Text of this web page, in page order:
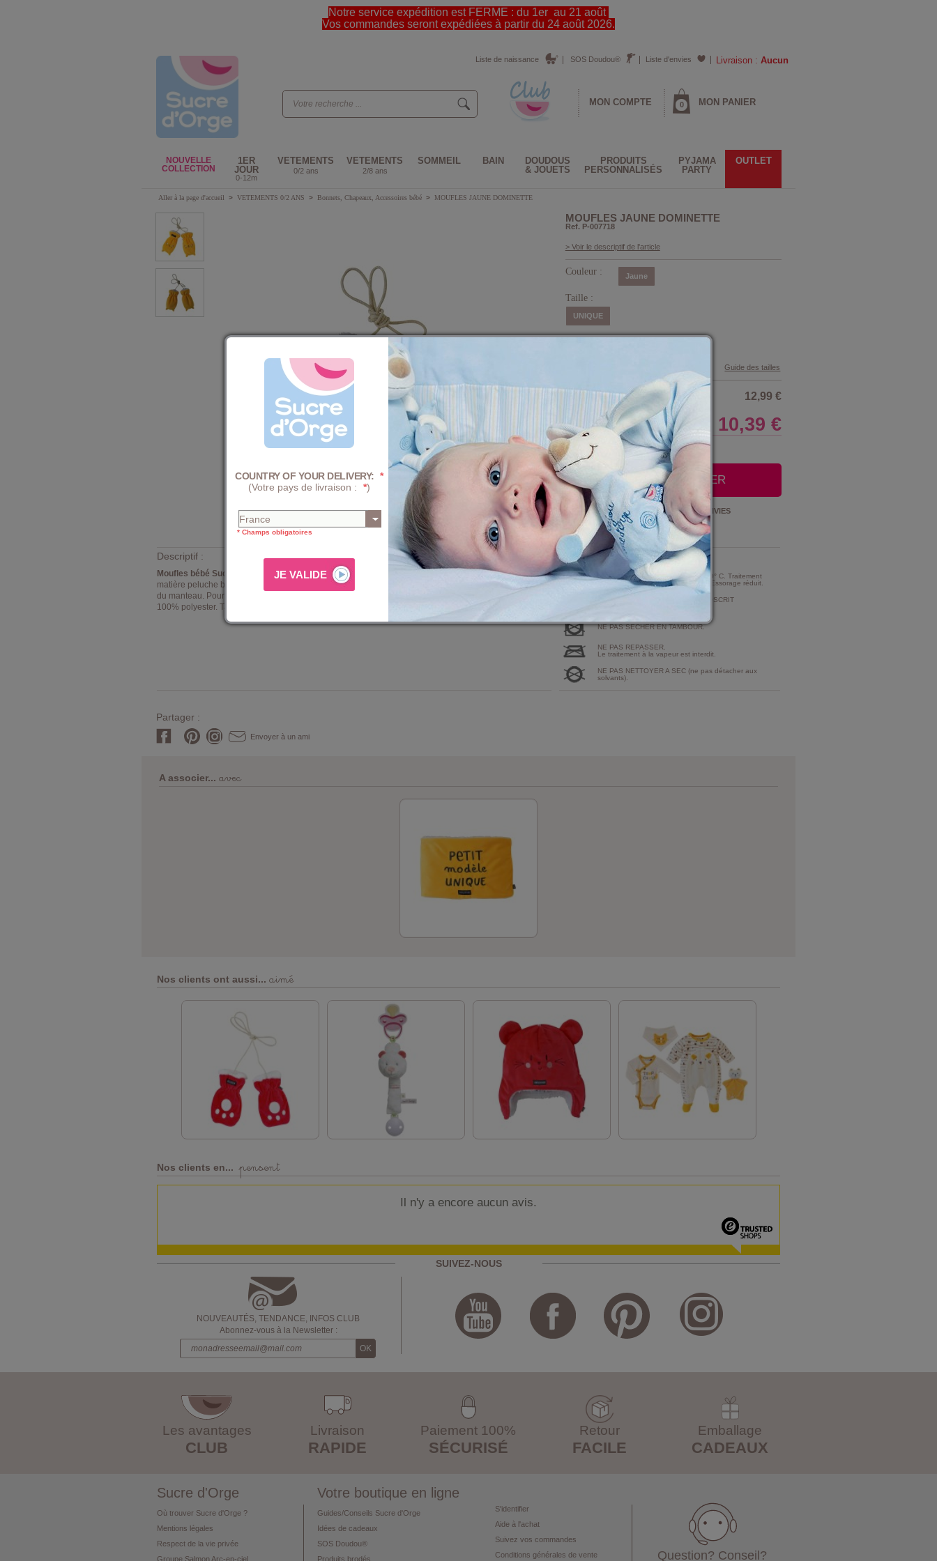
Notre service expédition est FERME : du 1er au 21 août
Vos commandes seront expédiées à partir du 24 août 2026.
Livraison : Aucun
Liste d'envies
SOS Doudou®
Liste de naissance
MON COMPTE 0 MON PANIER
NOUVELLE
COLLECTION
1ER
JOUR
0-12m
VETEMENTS
0/2 ans
VETEMENTS
2/8 ans
SOMMEIL BAIN
DOUDOUS
& JOUETS
PRODUITS
PERSONNALISÉS
PYJAMA
PARTY
OUTLET
Aller à la page d'accueil > VETEMENTS 0/2 ANS > Bonnets, Chapeaux, Accessoires bébé > MOUFLES JAUNE DOMINETTE
MOUFLES JAUNE DOMINETTE
Ref. P-007718
> Voir le descriptif de l'article
Couleur : Jaune
Taille :
UNIQUE
Quantité :
Guide des tailles
12,99 €
Prix 10,39 €
+ D'INFOS SUR LE CLUB
AJOUTER AU PANIER
Ajouter à la LISTE D'ENVIES
Descriptif :
Moufles bébé Sucre d'Orge
Dominette. Moufles ludiques façon marionnettes en Velboa jaune doublé
matière peluche blanche. Les 2 moufles sont reliées par un lien pour les passage dans les manches
du manteau. Pour une tenue parfaite, les assortir au bonnet et à l'écharpe tubulaire. Composition :
100% polyester. Taille unique 3/24 mois.
Composition et Entretien :
PROGRAMME TRES MODERE A 30° C. Traitement
mécanique d'intensité très réduite. Essorage réduit.
TRAITEMENT DE CHLORAGE PROSCRIT
NE PAS SECHER EN TAMBOUR.
NE PAS REPASSER.
Le traitement à la vapeur est interdit.
NE PAS NETTOYER A SEC (ne pas détacher aux
solvants).
Partager :
Envoyer à un ami
A associer...
Nos clients ont aussi... aimé
Nos clients en... pensent
Il n'y a encore aucun avis.
SUIVEZ-NOUS
NOUVEAUTÉS, TENDANCE, INFOS CLUB
Abonnez-vous à la Newsletter :
Les avantages
CLUB
Livraison
RAPIDE
Paiement 100%
SÉCURISÉ
Retour
FACILE
Emballage
CADEAUX
Sucre d'Orge
Où trouver Sucre d'Orge ?
Mentions légales
Respect de la vie privée
Groupe Salmon Arc-en-ciel
Votre boutique en ligne
Guides/Conseils Sucre d'Orge
Idées de cadeaux
SOS Doudou®
Produits brodés
S'identifier
Aide à l'achat
Suivez vos commandes
Conditions générales de vente
Question? Conseil?
COUNTRY OF YOUR DELIVERY: *
(Votre pays de livraison :
*)
* Champs obligatoires